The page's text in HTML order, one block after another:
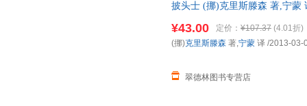
披头士 (挪)克里斯滕森 著,宁蒙
¥43.00 定价： ¥107.37 (4.01折)
翠德林图书专营店
(挪)克里斯滕森 著,宁蒙 译 /2013-03-